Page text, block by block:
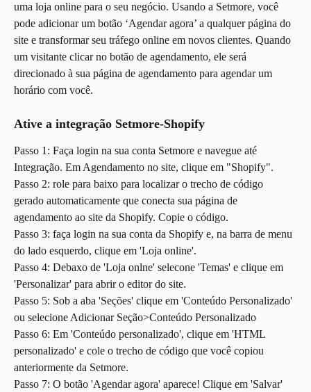
uma loja online para o seu negócio. Usando a Setmore, você
pode adicionar um botão ‘Agendar agora’ a qualquer página do
site e transformar seu tráfego online em novos clientes. Quando
um visitante clicar no botão de agendamento, ele será
direcionado à sua página de agendamento para agendar um
horário com você.
Ative a integração Setmore-Shopify
Passo 1: Faça login na sua conta Setmore e navegue até
Integração. Em Agendamento no site, clique em "Shopify".
Passo 2: role para baixo para localizar o trecho de código
gerado automaticamente que conecta sua página de
agendamento ao site da Shopify. Copie o código.
Passo 3: faça login na sua conta da Shopify e, na barra de menu
do lado esquerdo, clique em 'Loja online'.
Passo 4: Debaxo de 'Loja onlne' selecone 'Temas' e clique em
'Personalizar' para abrir o editor do site.
Passo 5: Sob a aba 'Seções' clique em 'Conteúdo Personalizado'
ou selecione Adicionar Seção>Conteúdo Personalizado
Passo 6: Em 'Conteúdo personalizado', clique em 'HTML
personalizado' e cole o trecho de código que você copiou
anteriormente da Setmore.
Passo 7: O botão 'Agendar agora' aparece! Clique em 'Salvar'